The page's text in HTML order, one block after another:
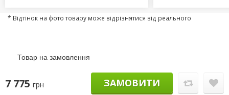
* Відтінок на фото товару може відрізнятися від реального
Товар на замовлення
7 775 грн ЗАМОВИТИ